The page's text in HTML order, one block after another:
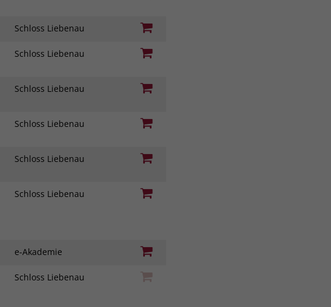
Schloss Liebenau
Schloss Liebenau
Schloss Liebenau
Schloss Liebenau
Schloss Liebenau
Schloss Liebenau
e-Akademie
Schloss Liebenau